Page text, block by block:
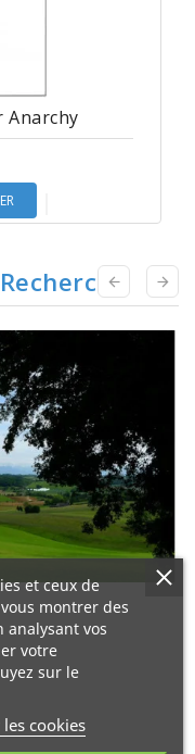
Anarchy
 
et ceux de
montrer des
analysant vos
votre
sur le
cookies